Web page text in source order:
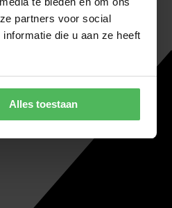
partners voor social
die u aan ze heeft
Alles toestaan